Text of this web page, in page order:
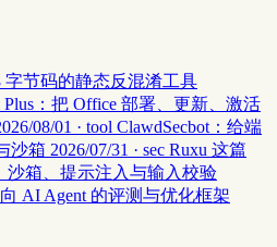
字节码的静态反混淆工具
Plus：把 Office 部署、更新、激活
08/01 · tool ClawdSecbot：给端
沙箱 2026/07/31 · sec Ruxu 这篇
沙箱、提示注入与输入校验
AI Agent 的评测与优化框架